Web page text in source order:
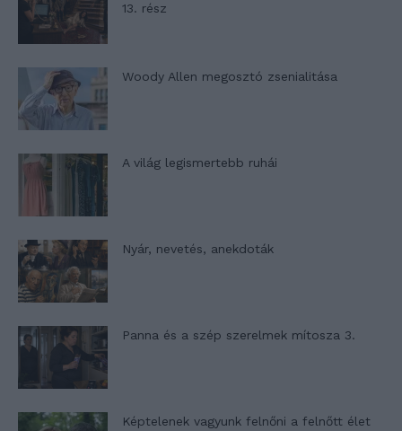
13. rész
Woody Allen megosztó zsenialitása
A világ legismertebb ruhái
Nyár, nevetés, anekdoták
Panna és a szép szerelmek mítosza 3.
Képtelenek vagyunk felnőni a felnőtt élet